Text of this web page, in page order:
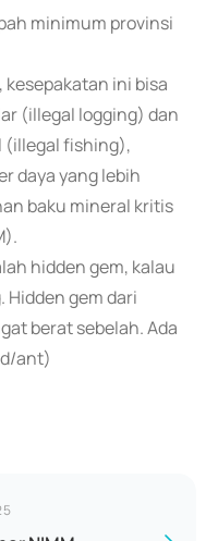
minimum provinsi
ini bisa
(illegal logging) dan
(illegal fishing),
daya yang lebih
baku mineral kritis
hidden gem, kalau
Hidden gem dari
berat sebelah. Ada
ant)